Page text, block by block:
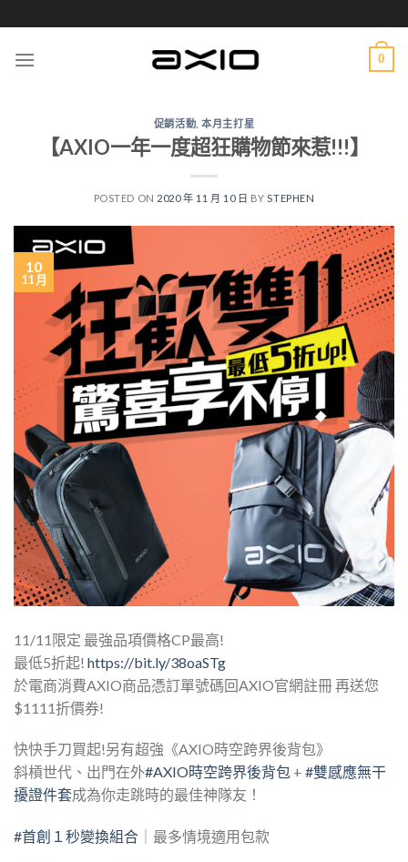
to
content
0
促銷活動 ,本月主打星
【AXIO一年一度超狂購物節來惹!!!】
POSTED ON 2020 年 11 月 10 日 BY STEPHEN
10
11 月
11/11限定 最強品項價格CP最高!
最低5折起! https://bit.ly/38oaSTg
於電商消費AXIO商品憑訂單號碼回AXIO官網註冊 再送您
$1111折價券!
快快手刀買起!另有超強《AXIO時空跨界後背包》
斜槓世代、出門在外#AXIO時空跨界後背包 + #雙感應無干
擾證件套成為你走跳時的最佳神隊友！
#首創１秒變換組合 ｜最多情境適用包款